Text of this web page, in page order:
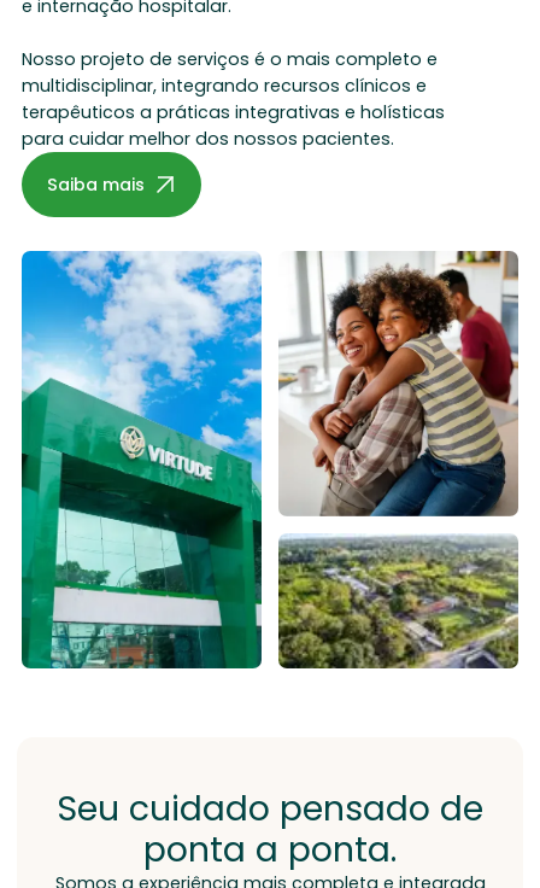
e internação hospitalar.
Nosso projeto de serviços é o mais completo e
multidisciplinar, integrando recursos clínicos e
terapêuticos a práticas integrativas e holísticas
para cuidar melhor dos nossos pacientes.
Saiba mais
Seu cuidado pensado de
ponta a ponta.